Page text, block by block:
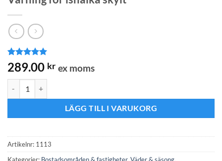
Betygsatt5
av 5
baserat på
1
kundrecension
289.00 kr ex moms
LÄGG TILL I VARUKORG
Artikelnr: 1113
Kategorier: Bostadsområden & fastigheter, Väder & säsong,